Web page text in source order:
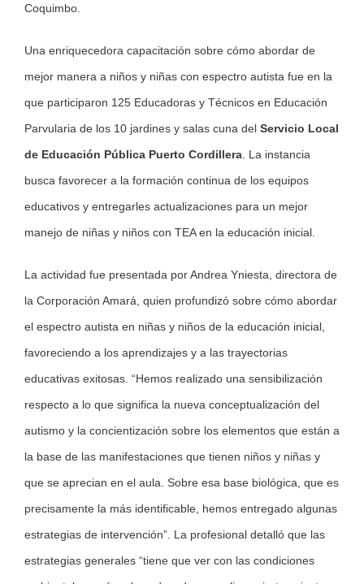
Coquimbo.
Una enriquecedora capacitación sobre cómo abordar de
mejor manera a niños y niñas con espectro autista fue en la
que participaron 125 Educadoras y Técnicos en Educación
Parvularia de los 10 jardines y salas cuna del Servicio Local
de Educación Pública Puerto Cordillera . La instancia
busca favorecer a la formación continua de los equipos
educativos y entregarles actualizaciones para un mejor
manejo de niñas y niños con TEA en la educación inicial.
La actividad fue presentada por Andrea Yniesta, directora de
la Corporación Amará, quien profundizó sobre cómo abordar
el espectro autista en niñas y niños de la educación inicial,
favoreciendo a los aprendizajes y a las trayectorias
educativas exitosas. “Hemos realizado una sensibilización
respecto a lo que significa la nueva conceptualización del
autismo y la concientización sobre los elementos que están a
la base de las manifestaciones que tienen niños y niñas y
que se aprecian en el aula. Sobre esa base biológica, que es
precisamente la más identificable, hemos entregado algunas
estrategias de intervención”. La profesional detalló que las
estrategias generales “tiene que ver con las condiciones